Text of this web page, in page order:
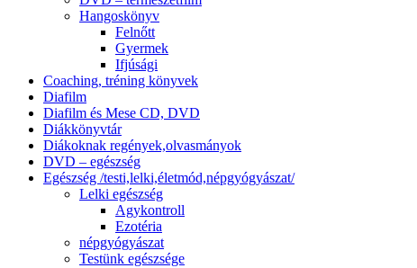
Hangoskönyv
Felnőtt
Gyermek
Ifjúsági
Coaching, tréning könyvek
Diafilm
Diafilm és Mese CD, DVD
Diákkönyvtár
Diákoknak regények,olvasmányok
DVD – egészség
Egészség /testi,lelki,életmód,népgyógyászat/
Lelki egészség
Agykontroll
Ezotéria
népgyógyászat
Testünk egészsége